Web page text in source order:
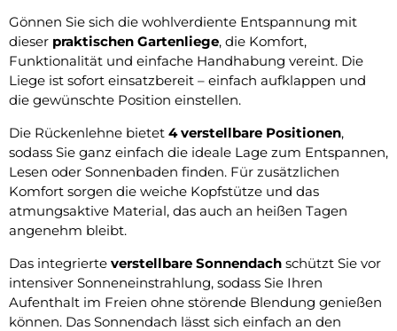
Gönnen Sie sich die wohlverdiente Entspannung mit
dieser praktischen Gartenliege, die Komfort,
Funktionalität und einfache Handhabung vereint. Die
Liege ist sofort einsatzbereit – einfach aufklappen und
die gewünschte Position einstellen.
Die Rückenlehne bietet 4 verstellbare Positionen,
sodass Sie ganz einfach die ideale Lage zum Entspannen,
Lesen oder Sonnenbaden finden. Für zusätzlichen
Komfort sorgen die weiche Kopfstütze und das
atmungsaktive Material, das auch an heißen Tagen
angenehm bleibt.
Das integrierte verstellbare Sonnendach schützt Sie vor
intensiver Sonneneinstrahlung, sodass Sie Ihren
Aufenthalt im Freien ohne störende Blendung genießen
können. Das Sonnendach lässt sich einfach an den